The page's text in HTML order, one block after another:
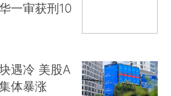
一审获刑10
遇冷 美股A
体暴涨